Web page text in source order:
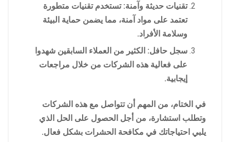
تقنيات حديثة وآمنة: تستخدم تقنيات متطورة
تعتمد على مواد آمنة، مما يضمن حماية البيئة
وسلامة الأفراد.
سجل حافل: الكثير من العملاء السابقين شهدوا
على فعالية هذه الشركات من خلال مراجعات
إيجابية.
في الختام، من المهم أن تتواصل مع هذه الشركات
وتطلب استشارة، من أجل الحصول على الحل الذي
يلبي احتياجاتك في مكافحة الحشرات بشكل فعال.